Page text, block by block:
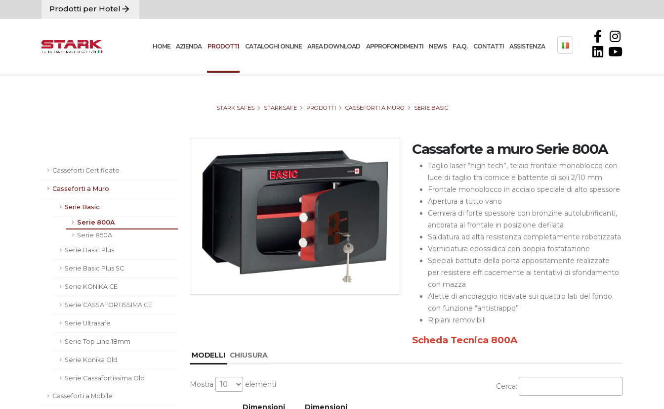
Prodotti per Hotel
HOME AZIENDA PRODOTTI CATALOGHI ONLINE AREA DOWNLOAD APPROFONDIMENTI NEWS F.A.Q. CONTATTI ASSISTENZA
STARK SAFES STARKSAFE PRODOTTI CASSEFORTI A MURO SERIE BASIC
Casseforti Certificate
Casseforti a Muro
Serie Basic
Serie 800A
Serie 850A
Serie Basic Plus
Serie Basic Plus SC
Serie KONIKA CE
Serie CASSAFORTISSIMA CE
Serie Ultrasafe
Serie Top Line 18mm
Serie Konika Old
Serie Cassafortissima Old
Casseforti a Mobile
Cassaforte a muro Serie 800A
Taglio laser “high tech”, telaio frontale monoblocco con
luce di taglio tra cornice e battente di soli 2/10 mm
Frontale monoblocco in acciaio speciale di alto spessore
Apertura a tutto vano
Cerniera di forte spessore con bronzine autolubrificanti,
ancorata al frontale in posizione defilata
Saldatura ad alta resistenza completamente robotizzata
Verniciatura epossidica con doppia fosfatazione
Speciali battute della porta appositamente realizzate
per resistere efficacemente ai tentativi di sfondamento
con mazza
Alette di ancoraggio ricavate sui quattro lati del fondo
con funzione “antistrappo”
Ripiani removibili
Scheda Tecnica 800A
MODELLI CHIUSURA
Mostra elementi Cerca:
Dimensioni
Dimensioni